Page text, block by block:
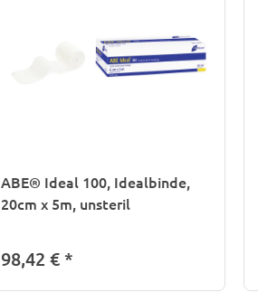
ABE® Ideal 100, Idealbinde,
20cm x 5m, unsteril
98,42 €*